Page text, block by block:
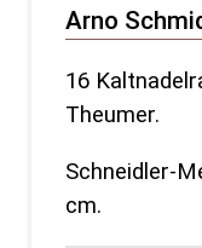
Arno
16
Theumer.
Schneidler-
cm.